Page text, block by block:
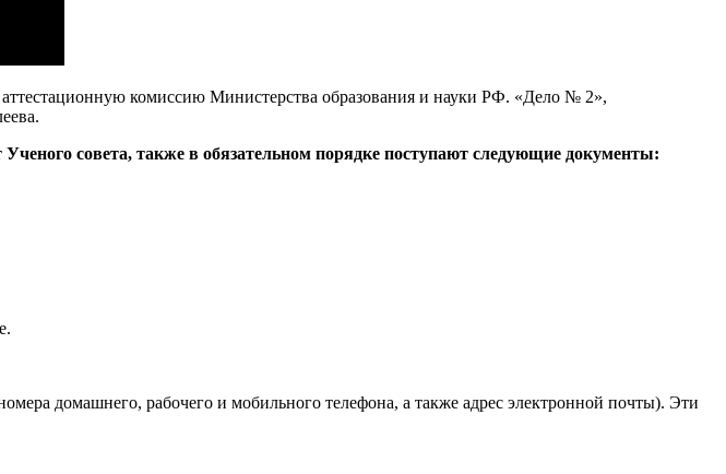
комиссию Министерства образования и науки РФ. «Дело № 2»,
совета, также в обязательном порядке поступают следующие документы:
домашнего, рабочего и мобильного телефона, а также адрес электронной почты). Эти